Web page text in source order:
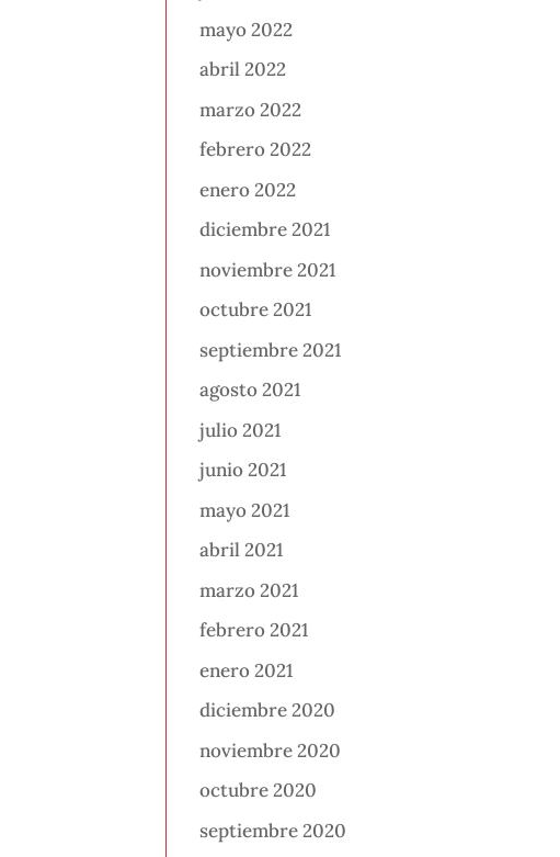
mayo 2022
abril 2022
marzo 2022
febrero 2022
enero 2022
diciembre 2021
noviembre 2021
octubre 2021
septiembre 2021
agosto 2021
julio 2021
junio 2021
mayo 2021
abril 2021
marzo 2021
febrero 2021
enero 2021
diciembre 2020
noviembre 2020
octubre 2020
septiembre 2020